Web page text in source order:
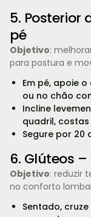
5. Posterior
pé
Objetivo:
para postura e
Em pé, apoie
ou no chão
Incline
quadril,
Segure por 20
6. Glúteos
Objetivo: reduzir
no conforto
Sentado,